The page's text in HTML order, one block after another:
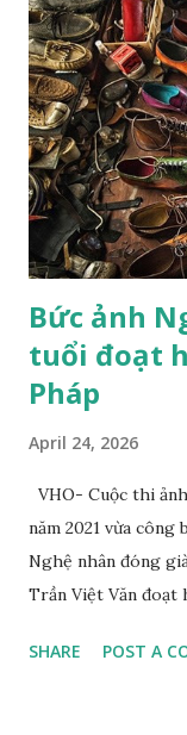
hảo" theo nghĩa
hoàn hảo cho mối
nhiên. Bức tranh
khác: Chú hổ con
họa sĩ trường phái
người đã sử dụng
mèo cưng của
hội h...
Bức ảnh
tuổi đoạt
Pháp
April 24, 2026
VHO- Cuộc thi
năm 2021 vừa
Nghệ nhân đóng
Trần Việt Văn đoạt
đoạt giải của anh
SHARE POST A